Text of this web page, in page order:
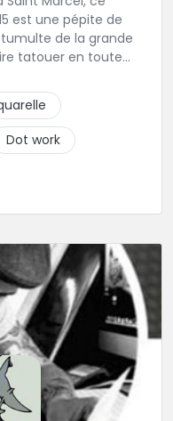
est une pépite de
de la grande
tatouer en toute
dans l'aude.
Dot work